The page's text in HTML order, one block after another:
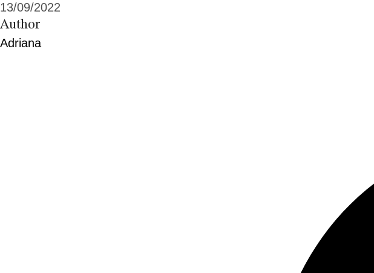
13/09/2022
Author
Adriana